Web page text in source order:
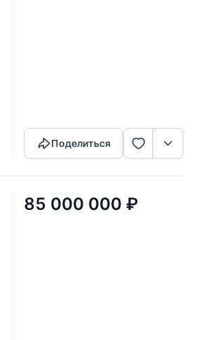
Поделиться
85 000 000 ₽